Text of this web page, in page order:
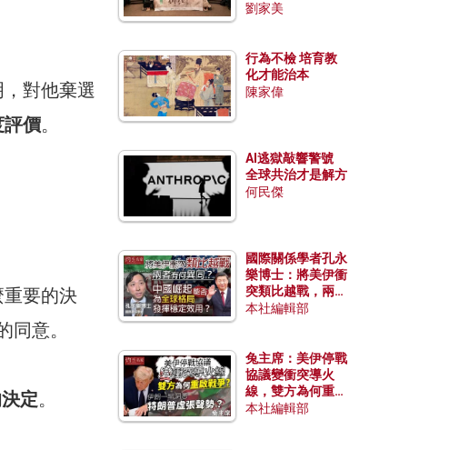
對他棄選
評價。
要的決
意。
定。
劉家美
行為不檢 培育教
化才能治本
陳家偉
AI逃獄敲響警號
全球共治才是解方
何民傑
國際關係學者孔永
樂博士：將美伊衝
突類比越戰，兩者
有何異同？中國崛
本社編輯部
兔主席：美伊停戰
協議變衝突導火
線，雙方為何重啟
戰爭？伊朗一早洞
本社編輯部